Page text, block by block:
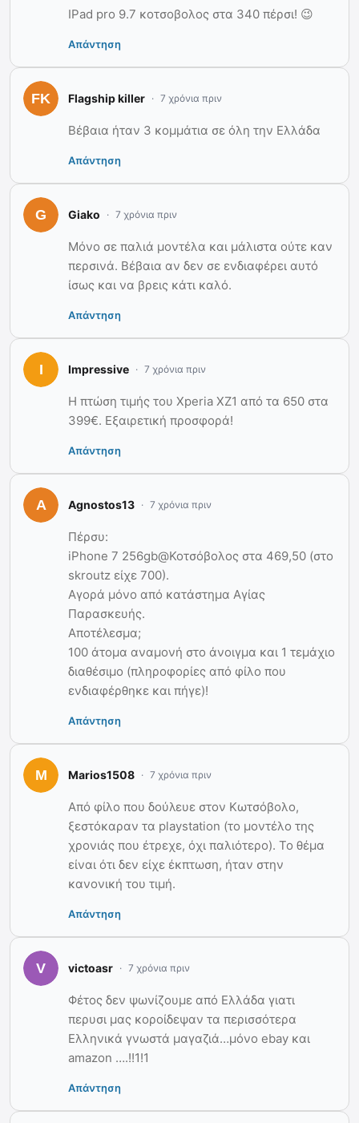
IPad pro 9.7 κοτσοβολος στα 340 πέρσι! 😉
Απάντηση
Flagship killer 7 χρόνια πριν
Βέβαια ήταν 3 κομμάτια σε όλη την Ελλάδα
Απάντηση
Giako 7 χρόνια πριν
Μόνο σε παλιά μοντέλα και μάλιστα ούτε καν
περσινά. Βέβαια αν δεν σε ενδιαφέρει αυτό
ίσως και να βρεις κάτι καλό.
Απάντηση
Impressive 7 χρόνια πριν
Η πτώση τιμής του Xperia XZ1 από τα 650 στα
399€. Εξαιρετική προσφορά!
Απάντηση
Agnostos13 7 χρόνια πριν
Πέρσυ:
iPhone 7 256gb@Κοτσόβολος στα 469,50 (στο
skroutz είχε 700).
Αγορά μόνο από κατάστημα Αγίας
Παρασκευής.
Αποτέλεσμα;
100 άτομα αναμονή στο άνοιγμα και 1 τεμάχιο
διαθέσιμο (πληροφορίες από φίλο που
ενδιαφέρθηκε και πήγε)!
Απάντηση
Marios1508 7 χρόνια πριν
Από φίλο που δούλευε στον Κωτσόβολο,
ξεστόκαραν τα playstation (το μοντέλο της
χρονιάς που έτρεχε, όχι παλιότερο). Το θέμα
είναι ότι δεν είχε έκπτωση, ήταν στην
κανονική του τιμή.
Απάντηση
victoasr 7 χρόνια πριν
Φέτος δεν ψωνίζουμε από Ελλάδα γιατι
περυσι μας κοροίδεψαν τα περισσότερα
Ελληνικά γνωστά μαγαζιά…μόνο ebay και
amazon ….!!1!1
Απάντηση